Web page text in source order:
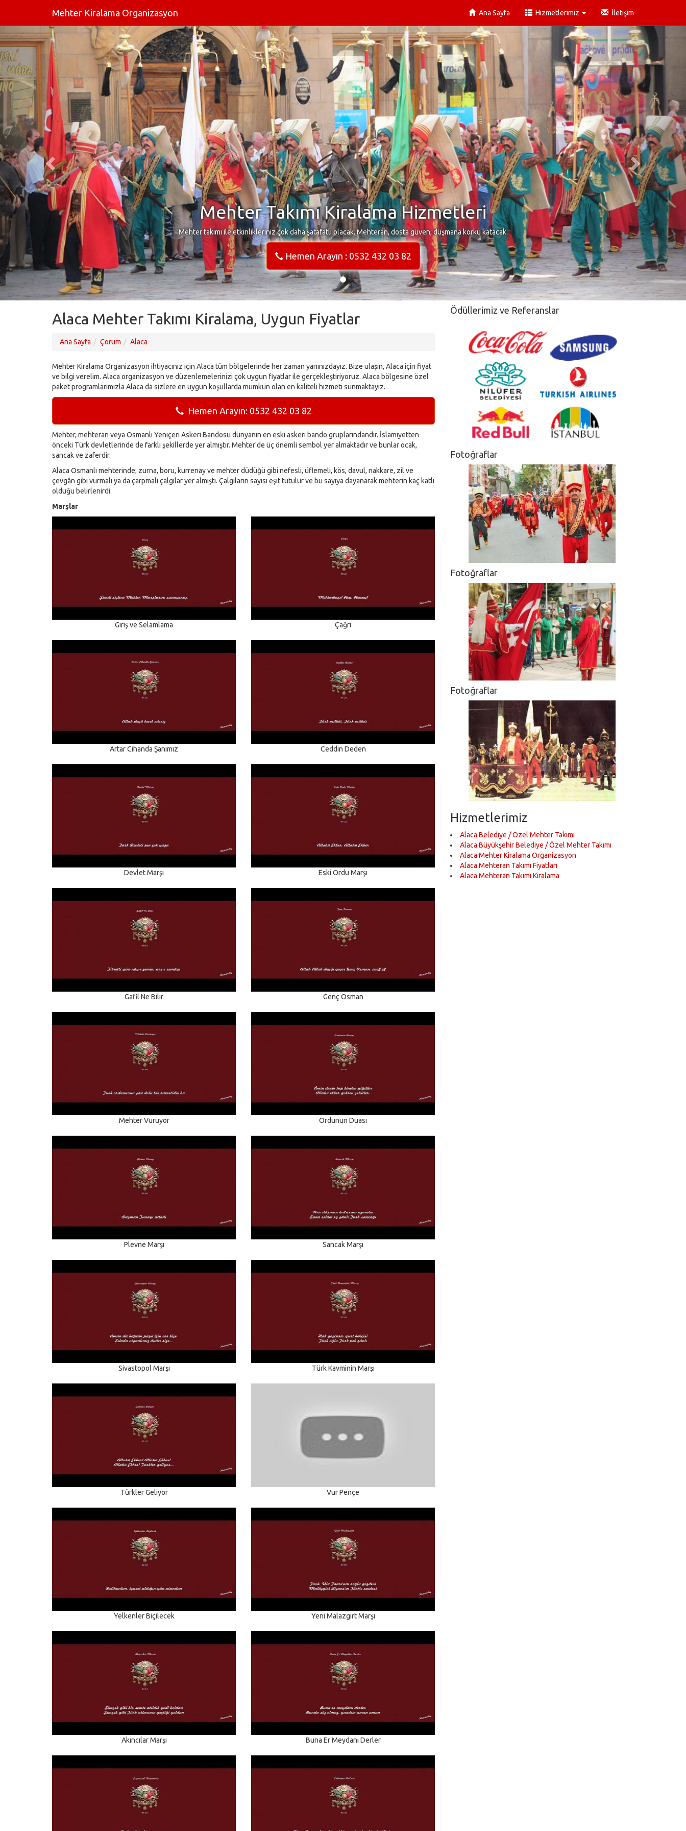
Mehter Kiralama Organizasyon Ana Sayfa Hizmetlerimiz İletişim
Mehter Takımı Kiralama Hizmetleri
Mehter takımı ile etkinlikleriniz çok daha şatafatlı olacak. Mehteran, dosta güven, düşmana korku katacak.
Hemen Arayın : 0532 432 03 82
Alaca Mehter Takımı Kiralama, Uygun Fiyatlar
Ana Sayfa Çorum Alaca
Mehter Kiralama Organizasyon ihtiyacınız için Alaca tüm bölgelerinde her zaman yanınızdayız. Bize ulaşın, Alaca için fiyat
ve bilgi verelim. Alaca organizasyon ve düzenlemelerinizi çok uygun fiyatlar ile gerçekleştiriyoruz. Alaca bölgesine özel
paket programlarımızla Alaca da sizlere en uygun koşullarda mümkün olan en kaliteli hizmeti sunmaktayız.
Hemen Arayın: 0532 432 03 82
Mehter, mehteran veya Osmanlı Yeniçeri Askeri Bandosu dünyanın en eski askeri bando gruplarındandır. İslamiyetten
önceki Türk devletlerinde de farklı şekillerde yer almıştır. Mehter'de üç önemli sembol yer almaktadır ve bunlar ocak,
sancak ve zaferdir.
Alaca Osmanlı mehterinde; zurna, boru, kurrenay ve mehter düdüğü gibi nefesli, üflemeli, kös, davul, nakkare, zil ve
çevgân gibi vurmalı ya da çarpmalı çalgılar yer almıştı. Çalgıların sayısı eşit tutulur ve bu sayıya dayanarak mehterin kaç katlı
olduğu belirlenirdi.
Marşlar
Giriş ve Selamlama Çağrı
Artar Cihanda Şanımız Ceddin Deden
Devlet Marşı Eski Ordu Marşı
Gafil Ne Bilir Genç Osman
Mehter Vuruyor Ordunun Duası
Plevne Marşı Sancak Marşı
Sivastopol Marşı Türk Kavminin Marşı
Türkler Geliyor Vur Pençe
Yelkenler Biçilecek Yeni Malazgirt Marşı
Akıncılar Marşı Buna Er Meydanı Derler
Ödüllerimiz ve Referanslar
Fotoğraflar
Fotoğraflar
Fotoğraflar
Hizmetlerimiz
Alaca Belediye / Özel Mehter Takımı
Alaca Büyükşehir Belediye / Özel Mehter Takımı
Alaca Mehter Kiralama Organizasyon
Alaca Mehteran Takımı Fiyatları
Alaca Mehteran Takımı Kiralama